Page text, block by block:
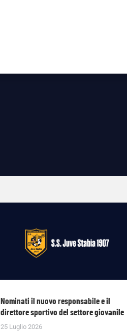
Nominati il nuovo responsabile e il
direttore sportivo del settore giovanile
25 Luglio 2026